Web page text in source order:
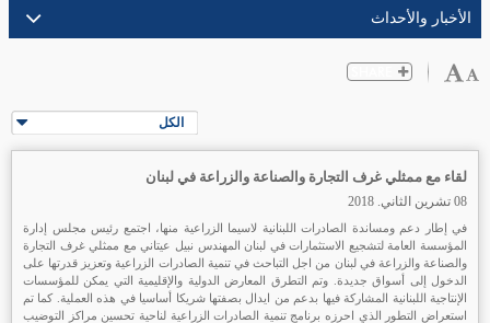
الكل
لقاء مع ممثلي غرف التجارة والصناعة والزراعة في لبنان
08 تشرين الثاني. 2018
في إطار دعم ومساندة الصادرات اللبنانية لاسيما الزراعية منها، اجتمع رئيس مجلس إدارة
المؤسسة العامة لتشجيع الاستثمارات في لبنان المهندس نبيل عيتاني مع ممثلي غرف التجارة
والصناعة والزراعة في لبنان من اجل التباحث في تنمية الصادرات الزراعية وتعزيز قدرتها على
الدخول إلى أسواق جديدة. وتم التطرق المعارض الدولية والإقليمية التي يمكن للمؤسسات
الإنتاجية اللبنانية المشاركة فيها بدعم من ايدال بصفتها شريكا أساسيا في هذه العملية. كما تم
استعراض التطور الذي احرزه برنامج تنمية الصادرات الزراعية لناحية تحسين مراكز التوضيب